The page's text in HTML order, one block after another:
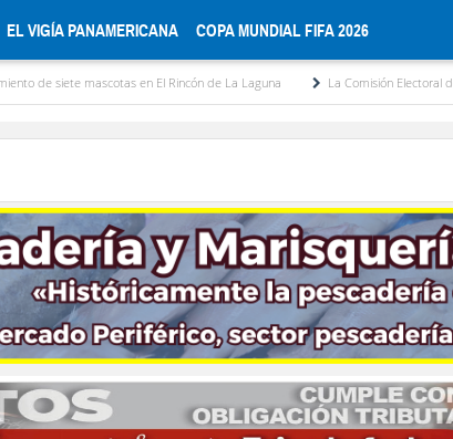
EL VIGÍA PANAMERICANA COPA MUNDIAL FIFA 2026
en El Rincón de La Laguna La Comisión Electoral del Colegio de